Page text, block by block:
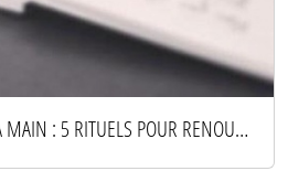
L’ART D’ÉCRIRE À LA MAIN : 5 RITUELS POUR RENOUER AVEC LE PAPIER